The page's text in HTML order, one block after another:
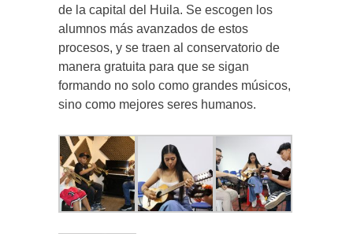
de la capital del Huila. Se escogen los
alumnos más avanzados de estos
procesos, y se traen al conservatorio de
manera gratuita para que se sigan
formando no solo como grandes músicos,
sino como mejores seres humanos.